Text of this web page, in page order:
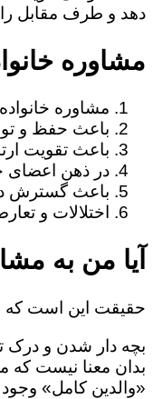
دهد و طرف مقابل را
مشاوره
مشاوره
باعث حفظ و
باعث تقویت
در ذهن اعضای
باعث گسترش
اختلالات و
آیا من به
حقیقت این است که
بچه دار شدن و درک
بدان معنا نیست که
«والدین کامل»